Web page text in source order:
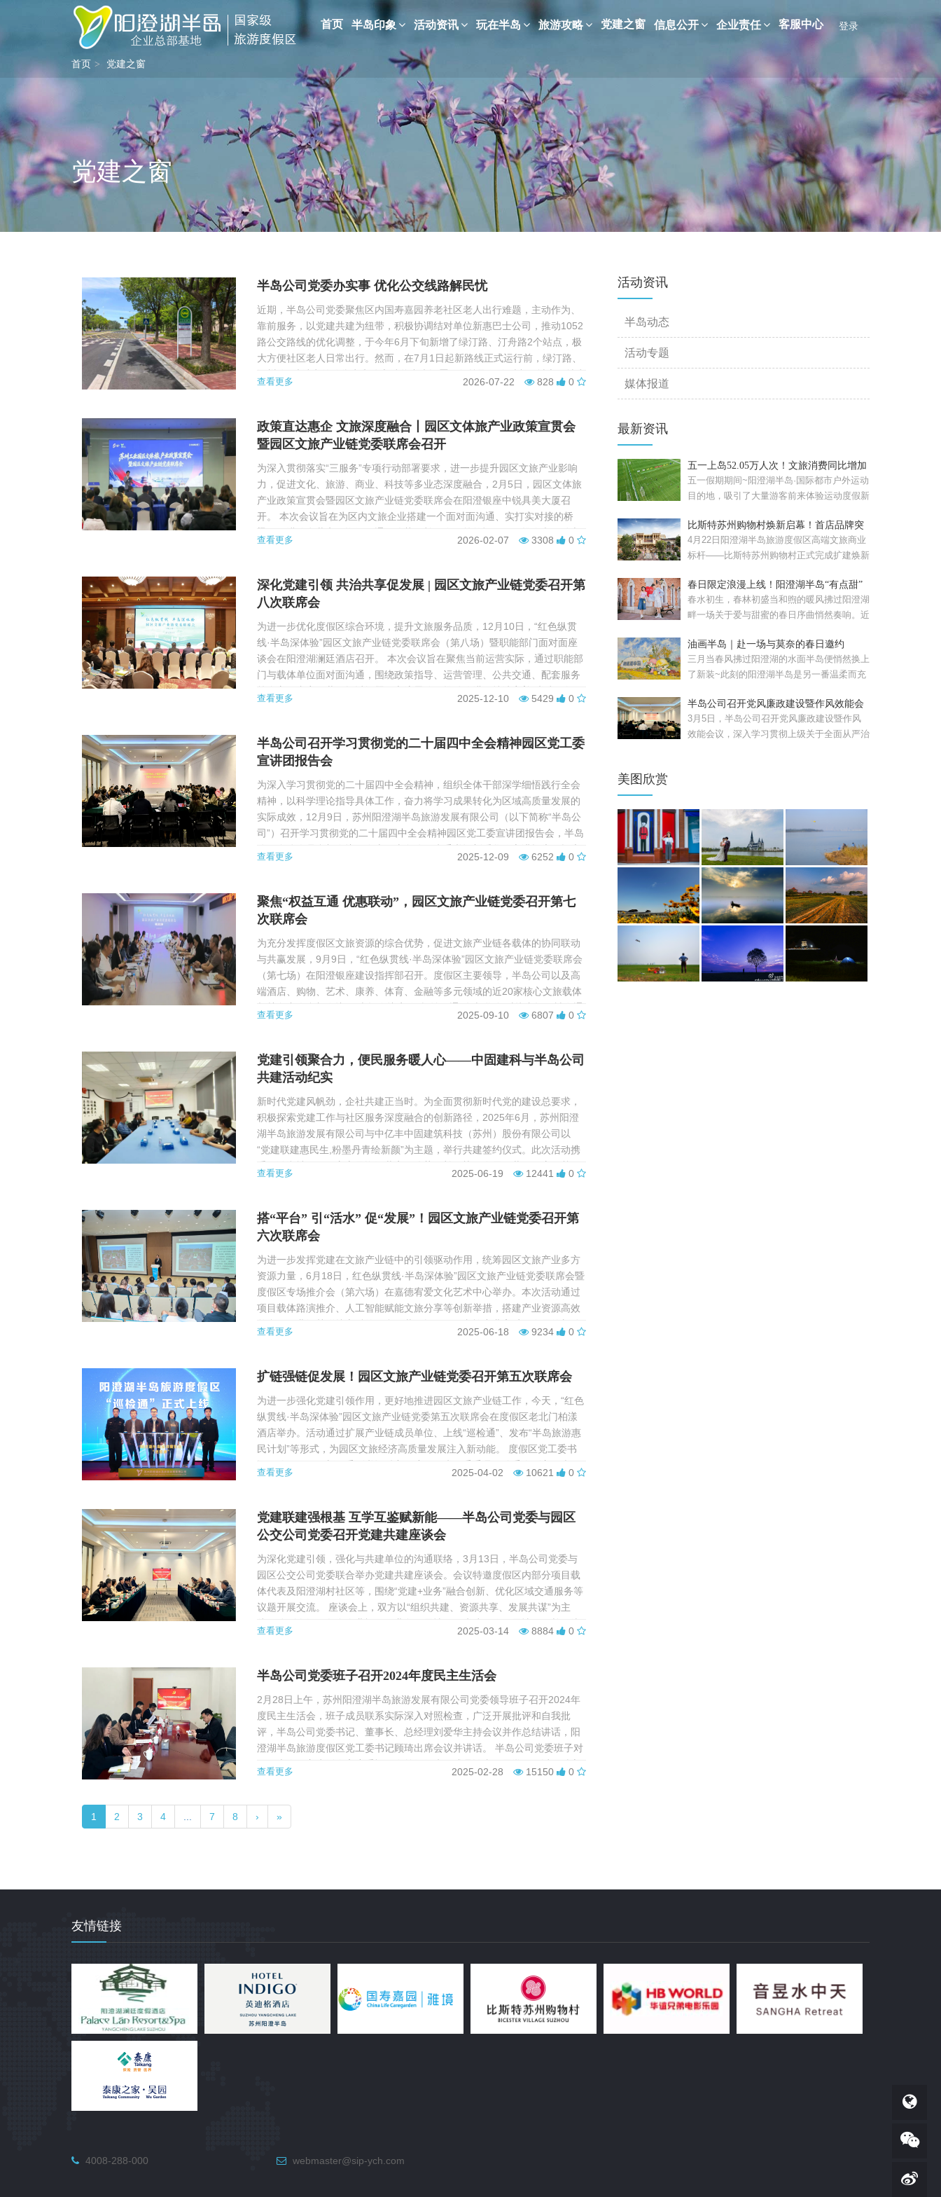
登录
首页 半岛印象 活动资讯 玩在半岛 旅游攻略 党建之窗 信息公开 企业责任 客服中心
首页 党建之窗
党建之窗
半岛公司党委办实事 优化公交线路解民忧
近期，半岛公司党委聚焦区内国寿嘉园养老社区老人出行难题，主动作为、
靠前服务，以党建共建为纽带，积极协调结对单位新惠巴士公司，推动1052
路公交路线的优化调整，于今年6月下旬新增了绿汀路、汀舟路2个站点，极
大方便社区老人日常出行。然而，在7月1日起新路线正式运行前，绿汀路、
查看更多 2026-07-22 828 0
政策直达惠企 文旅深度融合丨园区文体旅产业政策宣贯会
暨园区文旅产业链党委联席会召开
为深入贯彻落实“三服务”专项行动部署要求，进一步提升园区文旅产业影响
力，促进文化、旅游、商业、科技等多业态深度融合，2月5日，园区文体旅
产业政策宣贯会暨园区文旅产业链党委联席会在阳澄银座中锐具美大厦召
开。 本次会议旨在为区内文旅企业搭建一个面对面沟通、实打实对接的桥
查看更多 2026-02-07 3308 0
深化党建引领 共治共享促发展 | 园区文旅产业链党委召开第
八次联席会
为进一步优化度假区综合环境，提升文旅服务品质，12月10日，“红色纵贯
线·半岛深体验”园区文旅产业链党委联席会（第八场）暨职能部门面对面座
谈会在阳澄湖澜廷酒店召开。 本次会议旨在聚焦当前运营实际，通过职能部
门与载体单位面对面沟通，围绕政策指导、运营管理、公共交通、配套服务
查看更多 2025-12-10 5429 0
半岛公司召开学习贯彻党的二十届四中全会精神园区党工委
宣讲团报告会
为深入学习贯彻党的二十届四中全会精神，组织全体干部深学细悟践行全会
精神，以科学理论指导具体工作，奋力将学习成果转化为区域高质量发展的
实际成效，12月9日，苏州阳澄湖半岛旅游发展有限公司（以下简称“半岛公
司”）召开学习贯彻党的二十届四中全会精神园区党工委宣讲团报告会，半岛
查看更多 2025-12-09 6252 0
聚焦“权益互通 优惠联动”，园区文旅产业链党委召开第七
次联席会
为充分发挥度假区文旅资源的综合优势，促进文旅产业链各载体的协同联动
与共赢发展，9月9日，“红色纵贯线·半岛深体验”园区文旅产业链党委联席会
（第七场）在阳澄银座建设指挥部召开。度假区主要领导，半岛公司以及高
端酒店、购物、艺术、康养、体育、金融等多元领域的近20家核心文旅载体
查看更多 2025-09-10 6807 0
党建引领聚合力，便民服务暖人心——中固建科与半岛公司
共建活动纪实
新时代党建风帆劲，企社共建正当时。为全面贯彻新时代党的建设总要求，
积极探索党建工作与社区服务深度融合的创新路径，2025年6月，苏州阳澄
湖半岛旅游发展有限公司与中亿丰中固建筑科技（苏州）股份有限公司以
“党建联建惠民生,粉墨丹青绘新颜”为主题，举行共建签约仪式。此次活动携
查看更多 2025-06-19 12441 0
搭“平台” 引“活水” 促“发展”！园区文旅产业链党委召开第
六次联席会
为进一步发挥党建在文旅产业链中的引领驱动作用，统筹园区文旅产业多方
资源力量，6月18日，红色纵贯线·半岛深体验”园区文旅产业链党委联席会暨
度假区专场推介会（第六场）在嘉德宥爱文化艺术中心举办。本次活动通过
项目载体路演推介、人工智能赋能文旅分享等创新举措，搭建产业资源高效
查看更多 2025-06-18 9234 0
扩链强链促发展！园区文旅产业链党委召开第五次联席会
为进一步强化党建引领作用，更好地推进园区文旅产业链工作，今天，“红色
纵贯线·半岛深体验”园区文旅产业链党委第五次联席会在度假区老北门柏漾
酒店举办。活动通过扩展产业链成员单位、上线“巡检通”、发布“半岛旅游惠
民计划”等形式，为园区文旅经济高质量发展注入新动能。 度假区党工委书
查看更多 2025-04-02 10621 0
党建联建强根基 互学互鉴赋新能——半岛公司党委与园区
公交公司党委召开党建共建座谈会
为深化党建引领，强化与共建单位的沟通联络，3月13日，半岛公司党委与
园区公交公司党委联合举办党建共建座谈会。会议特邀度假区内部分项目载
体代表及阳澄湖村社区等，围绕“党建+业务”融合创新、优化区域交通服务等
议题开展交流。 座谈会上，双方以“组织共建、资源共享、发展共谋”为主
查看更多 2025-03-14 8884 0
半岛公司党委班子召开2024年度民主生活会
2月28日上午，苏州阳澄湖半岛旅游发展有限公司党委领导班子召开2024年
度民主生活会，班子成员联系实际深入对照检查，广泛开展批评和自我批
评，半岛公司党委书记、董事长、总经理刘爱华主持会议并作总结讲话，阳
澄湖半岛旅游度假区党工委书记顾琦出席会议并讲话。 半岛公司党委班子对
查看更多 2025-02-28 15150 0
1 2 3 4 7 8 › »
活动资讯
半岛动态
活动专题
媒体报道
最新资讯
五一上岛52.05万人次！文旅消费同比增加
57.08%！
五一假期期间~阳澄湖半岛·国际都市户外运动
目的地，吸引了大量游客前来体验运动度假新
比斯特苏州购物村焕新启幕！首店品牌突
破120家
4月22日阳澄湖半岛旅游度假区高端文旅商业
标杆——比斯特苏州购物村正式完成扩建焕新
春日限定浪漫上线！阳澄湖半岛“有点甜”
春水初生，春林初盛当和煦的暖风拂过阳澄湖
畔一场关于爱与甜蜜的春日序曲悄然奏响。近
油画半岛｜赴一场与莫奈的春日邀约
三月当春风拂过阳澄湖的水面半岛便悄然换上
了新装~此刻的阳澄湖半岛是另一番温柔而充
半岛公司召开党风廉政建设暨作风效能会
议
3月5日，半岛公司召开党风廉政建设暨作风
效能会议，深入学习贯彻上级关于全面从严治
美图欣赏
友情链接
4008-288-000 webmaster@sip-ych.com